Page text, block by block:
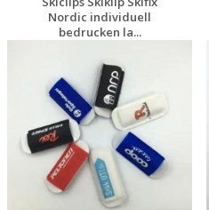
Nordic individuell
bedrucken la...
Individuelle
Werbeartikel
anfragen